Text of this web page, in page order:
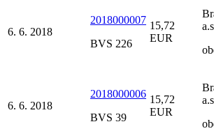
6. 6. 2018
2018000007
BVS 226
15,72
EUR
6. 6. 2018
2018000006
BVS 39
15,72
EUR